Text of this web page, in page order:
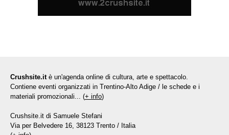
Crushsite.it è un'agenda online di cultura, arte e spettacolo.
Contiene eventi organizzati in Trentino-Alto Adige / le schede e i
materiali promozionali... (+ info)
Crushsite.it di Samuele Stefani
Via per Belvedere 16, 38123 Trento / Italia